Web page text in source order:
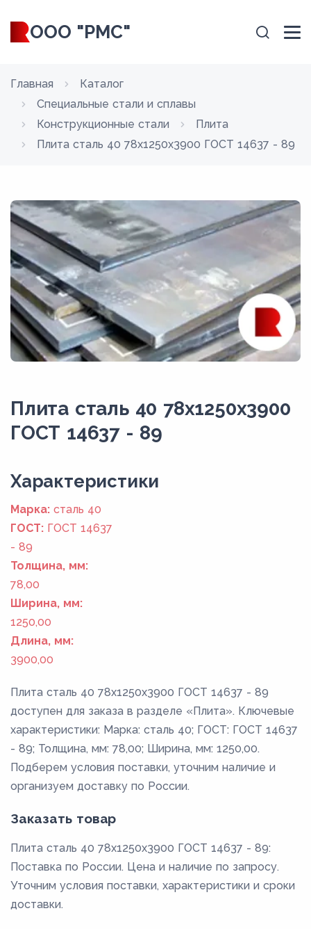
ООО "РМС"
Главная
Каталог
Специальные стали и сплавы
Конструкционные стали
Плита
Плита сталь 40 78x1250x3900 ГОСТ 14637 - 89
Плита сталь 40 78x1250x3900
ГОСТ 14637 - 89
Xарактеристики
Марка: сталь 40
ГОСТ: ГОСТ 14637
- 89
Толщина, мм:
78,00
Ширина, мм:
1250,00
Длина, мм:
3900,00
Плита сталь 40 78x1250x3900 ГОСТ 14637 - 89
доступен для заказа в разделе «Плита». Ключевые
характеристики: Марка: сталь 40; ГОСТ: ГОСТ 14637
- 89; Толщина, мм: 78,00; Ширина, мм: 1250,00.
Подберем условия поставки, уточним наличие и
организуем доставку по России.
Заказать товар
Плита сталь 40 78x1250x3900 ГОСТ 14637 - 89:
Поставка по России. Цена и наличие по запросу.
Уточним условия поставки, характеристики и сроки
доставки.